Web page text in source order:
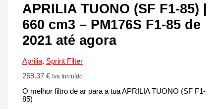
APRILIA TUONO (SF F1-85) |
660 cm3 – PM176S F1-85 de
2021 até agora
Aprilia, Sprint Filter
269.37€ Iva Incluído
O melhor filtro de ar para a tua APRILIA TUONO (SF F1-
85)